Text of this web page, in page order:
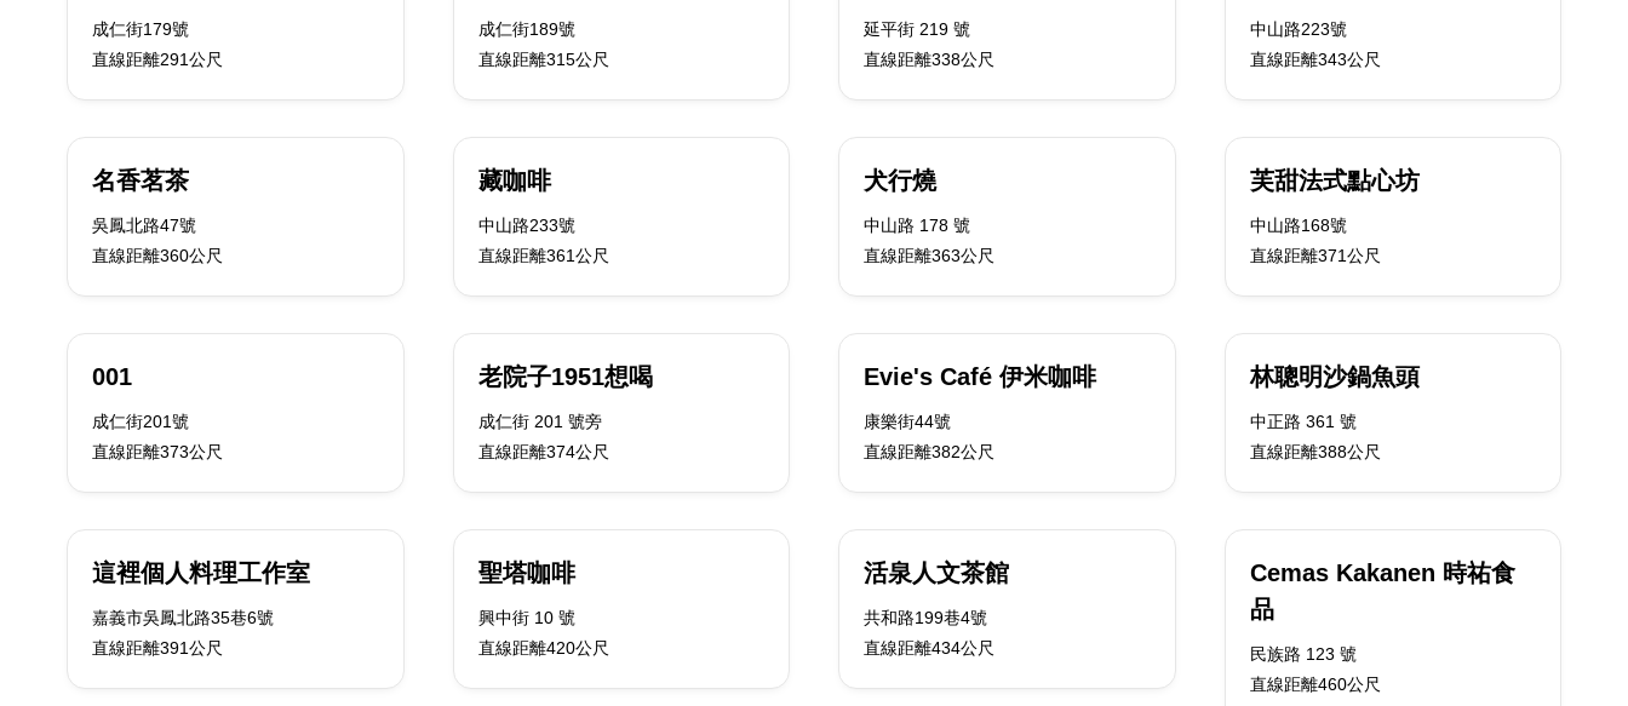
成仁街179號
直線距離291公尺
成仁街189號
直線距離315公尺
延平街 219 號
直線距離338公尺
中山路223號
直線距離343公尺
名香茗茶
吳鳳北路47號
直線距離360公尺
藏咖啡
中山路233號
直線距離361公尺
犬行燒
中山路 178 號
直線距離363公尺
芙甜法式點心坊
中山路168號
直線距離371公尺
001
成仁街201號
直線距離373公尺
老院子1951想喝
成仁街 201 號旁
直線距離374公尺
Evie's Café 伊米咖啡
康樂街44號
直線距離382公尺
林聰明沙鍋魚頭
中正路 361 號
直線距離388公尺
這裡個人料理工作室
嘉義市吳鳳北路35巷6號
直線距離391公尺
聖塔咖啡
興中街 10 號
直線距離420公尺
活泉人文茶館
共和路199巷4號
直線距離434公尺
Cemas Kakanen 時祐食
品
民族路 123 號
直線距離460公尺